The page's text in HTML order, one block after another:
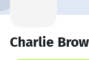
Charlie